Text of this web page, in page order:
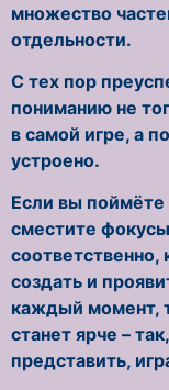
множество
отдельности.
С тех пор
пониманию не
в самой игре, а
устроено.
Если вы поймёте
сместите
создать и
каждый момент,
станет ярче –
представить,